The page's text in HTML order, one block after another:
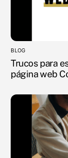
BLOG
Trucos para
página web